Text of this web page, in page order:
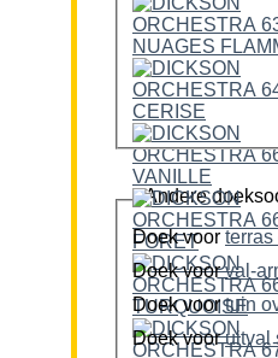
Andere
Doek voor terras
Doek voor
Doek voor
Doek voor